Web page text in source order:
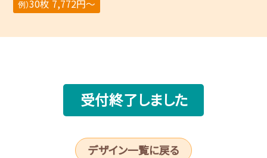
例）30枚 7,772円～
受付終了しました
デザイン一覧に戻る